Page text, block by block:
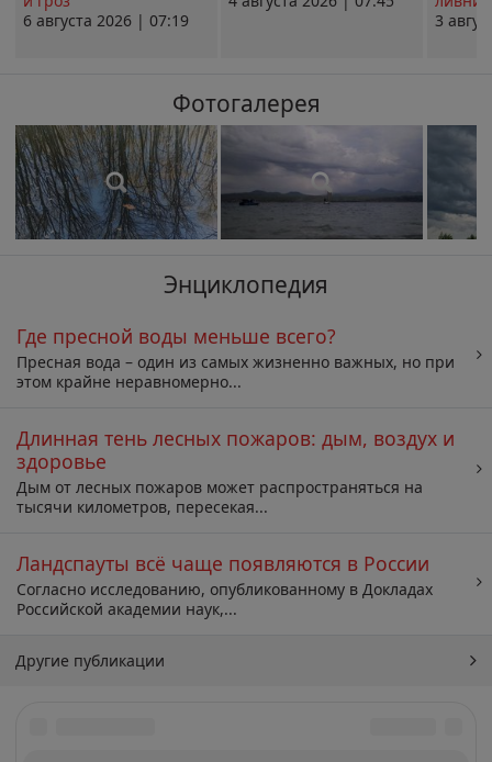
6 августа 2026 | 07:19
3
Фотогалерея
Энциклопедия
Где пресной воды меньше всего?
Пресная вода – один из самых жизненно важных, но при
этом крайне неравномерно...
Длинная тень лесных пожаров: дым, воздух и
здоровье
Дым от лесных пожаров может распространяться на
тысячи километров, пересекая...
Ландспауты всё чаще появляются в России
Согласно исследованию, опубликованному в Докладах
Российской академии наук,...
Другие публикации